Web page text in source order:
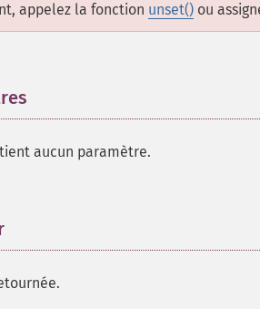
appelez la fonction unset() ou
aucun paramètre.